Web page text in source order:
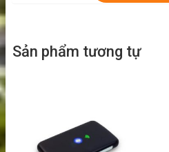
mới. Chỉ cần bật lên
cần cài đặt hay lắp
Cục phát nhỏ gọn
chuyến đi du lịch
dùng rất lâu với thời
Sản phẩm tương tự